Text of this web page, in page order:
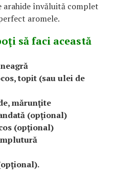
arahide învăluită complet
aromele.
să faci această
topit (sau ulei de
mărunţite
(opţional)
(opţional)